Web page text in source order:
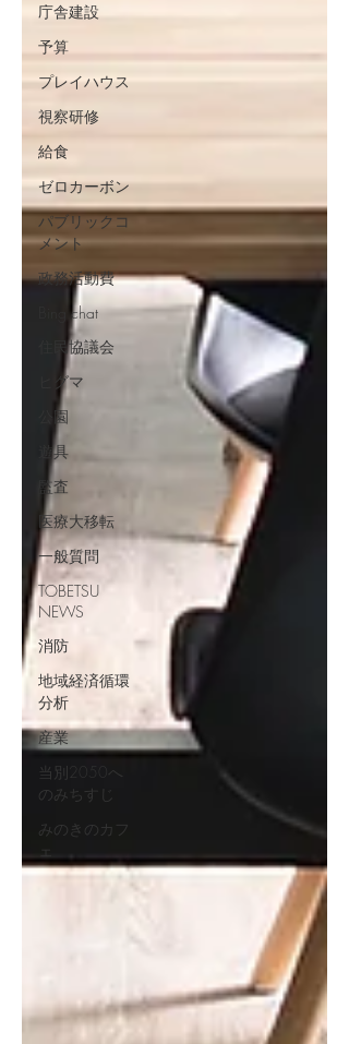
庁舎建設
予算
プレイハウス
視察研修
給食
ゼロカーボン
パブリックコ
メント
政務活動費
Bing chat
住民協議会
ヒグマ
公園
遊具
監査
医療大移転
一般質問
TOBETSU
NEWS
消防
地域経済循環
分析
産業
当別2050へ
のみちすじ
みのきのカフ
ェ